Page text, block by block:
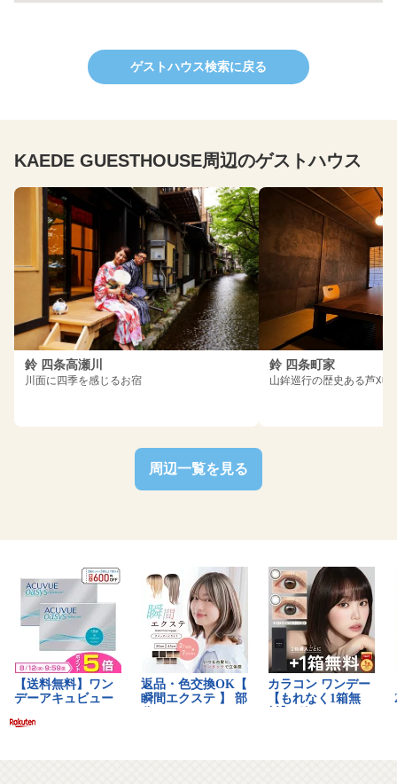
ゲストハウス検索に戻る
KAEDE GUESTHOUSE周辺のゲストハウス
鈴 四条高瀬川
川面に四季を感じるお宿
鈴 四条町家
山鉾巡行の歴史ある芦刈
周辺一覧を見る